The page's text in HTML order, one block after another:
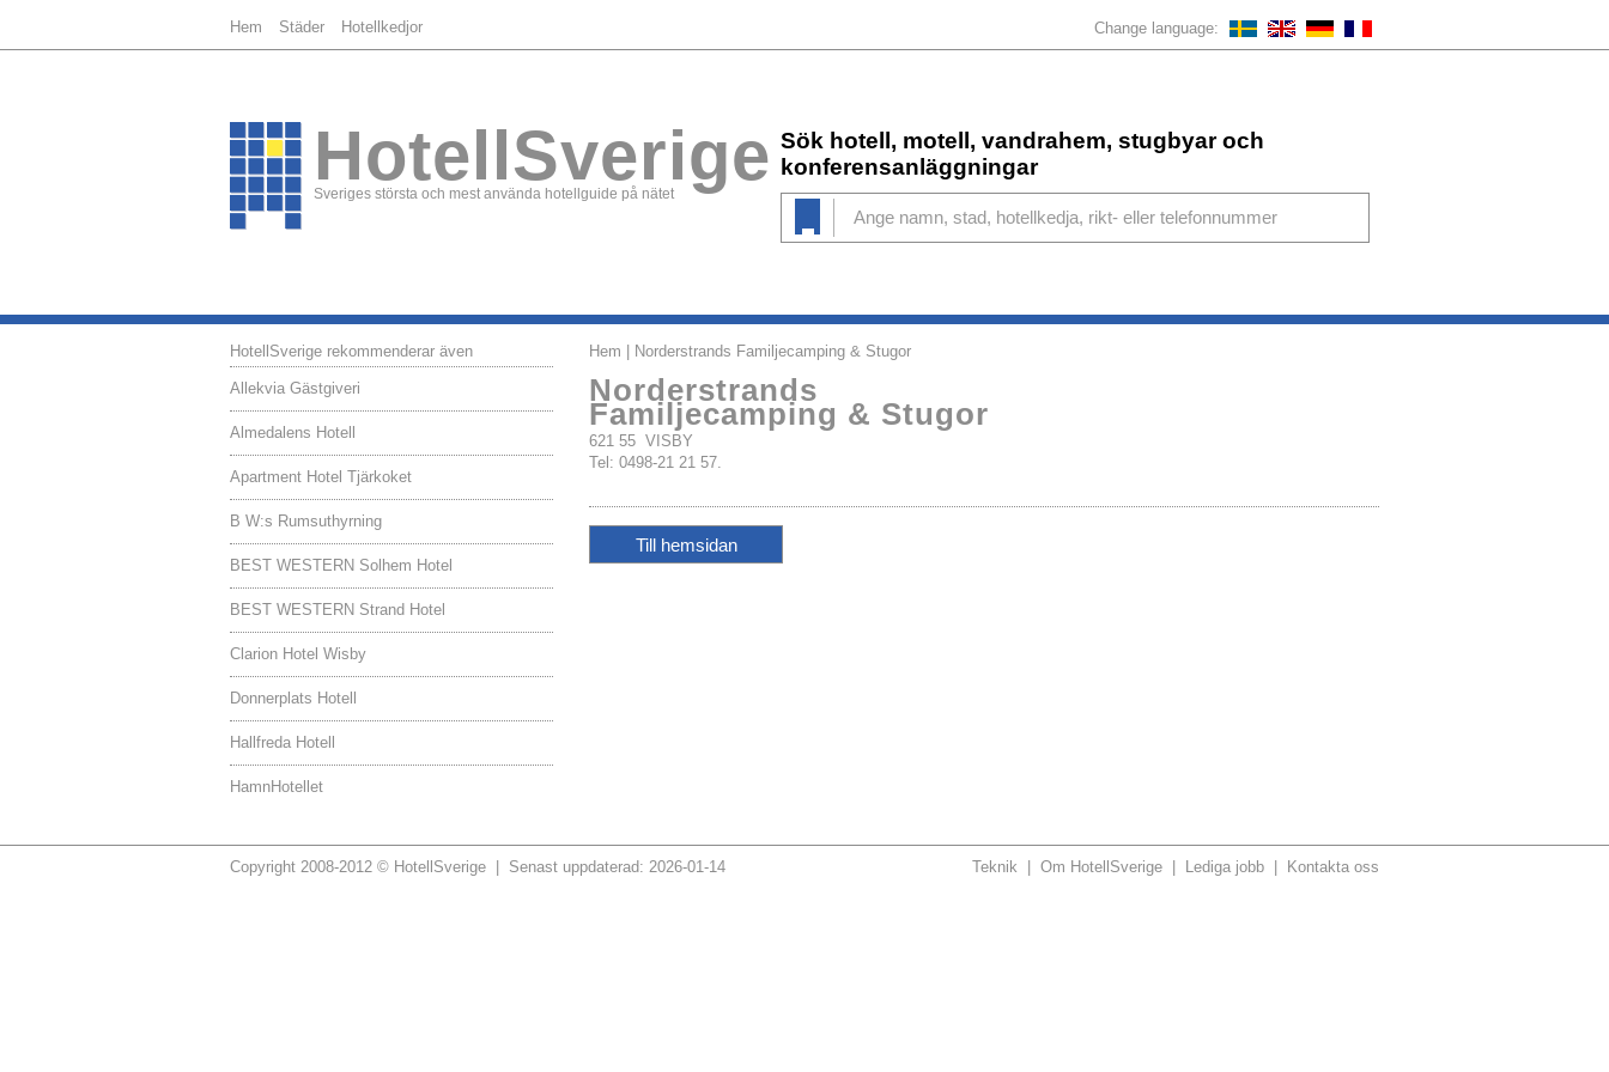
Hem Städer Hotellkedjor Change language:
HotellSverige
Sveriges största och mest använda hotellguide på nätet
Sök hotell, motell, vandrahem, stugbyar och
konferensanläggningar
HotellSverige rekommenderar även
Allekvia Gästgiveri
Almedalens Hotell
Apartment Hotel Tjärkoket
B W:s Rumsuthyrning
BEST WESTERN Solhem Hotel
BEST WESTERN Strand Hotel
Clarion Hotel Wisby
Donnerplats Hotell
Hallfreda Hotell
HamnHotellet
Hem | Norderstrands Familjecamping & Stugor
Norderstrands
Familjecamping & Stugor
621 55 VISBY
Tel: 0498-21 21 57.
Till hemsidan
Copyright 2008-2012 © HotellSverige | Senast uppdaterad: 2026-01-14 Teknik Om HotellSverige Lediga jobb Kontakta oss